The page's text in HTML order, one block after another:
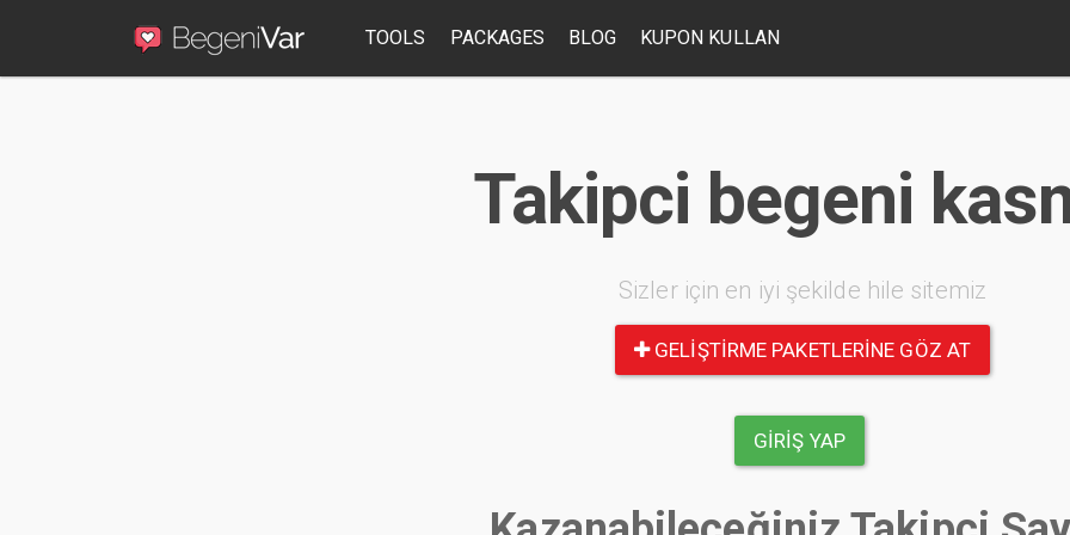
TOOLS PACKAGES BLOG KUPON KULLAN
Takipci begeni
Sizler için en iyi şekilde hile sitemiz
GELIŞTIRME PAKETLERINE GÖZ AT
GIRIŞ YAP